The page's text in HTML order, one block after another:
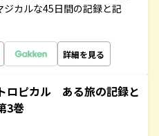
カルな45日間の記録と記
詳細を見る
ロピカル ある旅の記録と
3巻